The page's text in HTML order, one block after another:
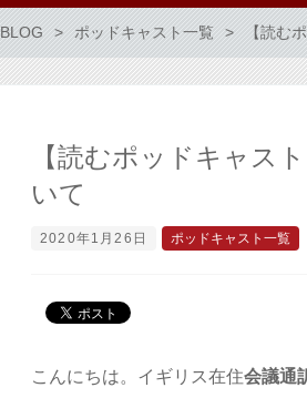
BLOG ポッドキャスト一覧 【読む
【読むポッドキャス
いて
2020年1月26日 ポッドキャスト一覧
こんにちは。イギリス在住会議通